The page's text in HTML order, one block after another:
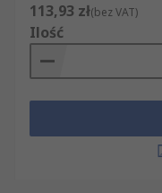
113,93 zł(bez VAT)
Ilość